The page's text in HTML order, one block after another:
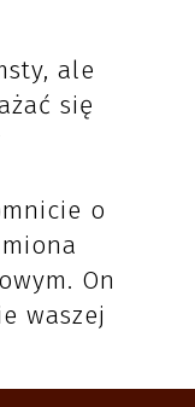
ale
się
o
On
waszej